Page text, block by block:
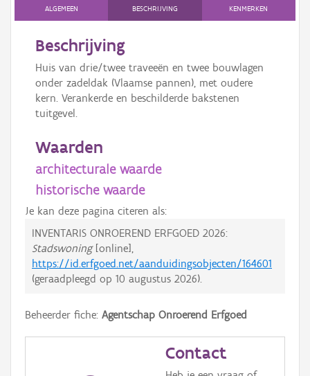
ALGEMEEN BESCHRIJVING KENMERKEN
Beschrijving
Huis van drie/twee traveeën en twee bouwlagen
onder zadeldak (Vlaamse pannen), met oudere
kern. Verankerde en beschilderde bakstenen
tuitgevel.
Waarden
architecturale waarde
historische waarde
Je kan deze pagina citeren als:
INVENTARIS ONROEREND ERFGOED 2026:
Stadswoning[online],
https://id.erfgoed.net/aanduidingsobjecten/164601
(geraadpleegd op 10 augustus 2026).
Beheerder fiche: Agentschap Onroerend Erfgoed
Contact